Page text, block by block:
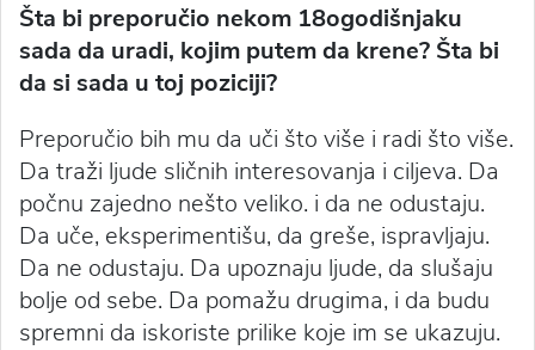
Šta bi preporučio nekom 18ogodišnjaku
sada da uradi, kojim putem da krene? Šta bi
da si sada u toj poziciji?
Preporučio bih mu da uči što više i radi što više.
Da traži ljude sličnih interesovanja i ciljeva. Da
počnu zajedno nešto veliko. i da ne odustaju.
Da uče, eksperimentišu, da greše, ispravljaju.
Da ne odustaju. Da upoznaju ljude, da slušaju
bolje od sebe. Da pomažu drugima, i da budu
spremni da iskoriste prilike koje im se ukazuju.